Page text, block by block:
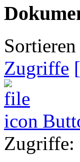
Zugriffe
Zugriffe: